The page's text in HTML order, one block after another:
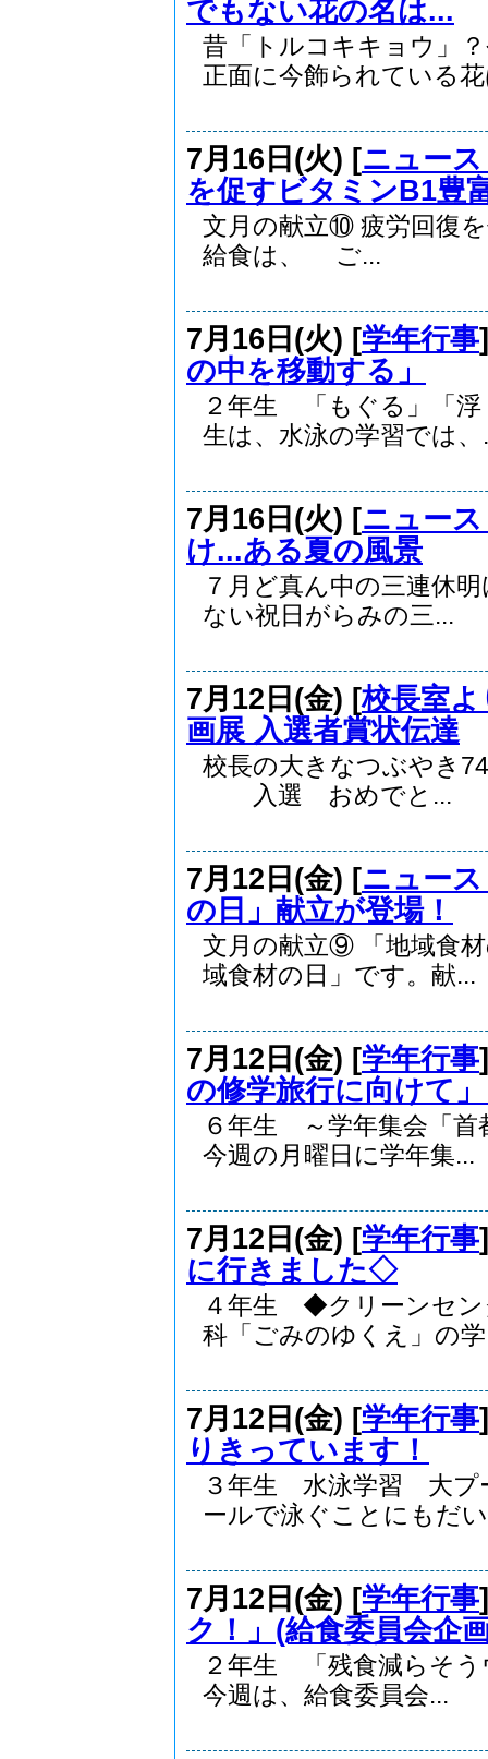
でもない花の名は...
昔「トルコキキョウ」
正面に今飾られている
7月16日(火) [ニュー
を促すビタミンB1豊
文月の献立⑩ 疲労回
給食は、 ご...
7月16日(火) [学年行事
の中を移動する」
２年生 「もぐる」「
生は、水泳の学習では、
7月16日(火) [ニュー
け...ある夏の風景
７月ど真ん中の三連休
ない祝日がらみの三...
7月12日(金) [校長室よ
画展 入選者賞状伝達
校長の大きなつぶやき
入選 おめでと...
7月12日(金) [ニュー
の日」献立が登場！
文月の献立⑨ 「地域
域食材の日」です。献...
7月12日(金) [学年行事
の修学旅行に向けて
６年生 ～学年集会「
今週の月曜日に学年集...
7月12日(金) [学年行事
に行きました◇
４年生 ◆クリーン
科「ごみのゆくえ」の
7月12日(金) [学年行事
りきっています！
３年生 水泳学習 大
ールで泳ぐことにもだ
7月12日(金) [学年行事
ク！」(給食委員会企
２年生 「残食減らそ
今週は、給食委員会...